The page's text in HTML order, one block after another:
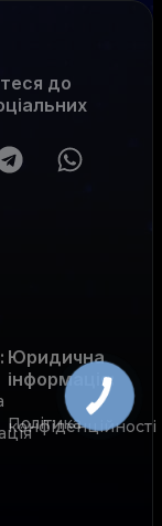
до
Юридична
інформація:
Політика
конфіденційності